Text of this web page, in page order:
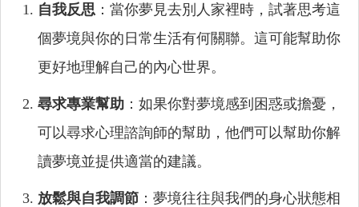
自我反思 ：當你夢見去別人家裡時，試著思考這
個夢境與你的日常生活有何關聯。這可能幫助你
更好地理解自己的內心世界。
尋求專業幫助 ：如果你對夢境感到困惑或擔憂，
可以尋求心理諮詢師的幫助，他們可以幫助你解
讀夢境並提供適當的建議。
放鬆與自我調節 ：夢境往往與我們的身心狀態相